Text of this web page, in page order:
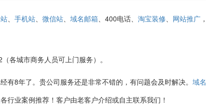
、 手机站、 微信站、 域名邮箱、400电话、 淘宝装修、 网站推广 ，
各城市商务人员可上门服务）。
8年了。贵公司服务还是非常不错的，有问题会及时解决。 域名
各行业案例推荐！客户由老客户介绍或自主联系我们！